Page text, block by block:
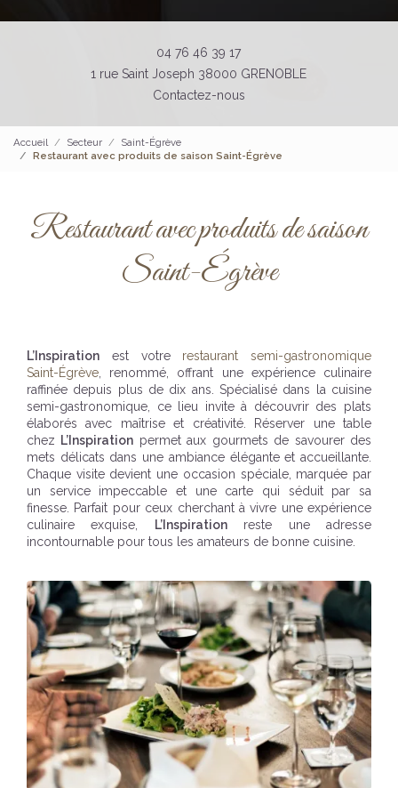
04 76 46 39 17
1 rue Saint Joseph 38000 GRENOBLE
Contactez-nous
Accueil Secteur
Saint-Égrève
Restaurant avec produits de saison Saint-Égrève
Restaurant avec produits de saison
Saint-Égrève
L’Inspiration est votre restaurant semi-gastronomique
Saint-Égrève , renommé, offrant une expérience culinaire
raffinée depuis plus de dix ans. Spécialisé dans la cuisine
semi-gastronomique, ce lieu invite à découvrir des plats
élaborés avec maîtrise et créativité. Réserver une table
chez L’Inspiration permet aux gourmets de savourer des
mets délicats dans une ambiance élégante et accueillante.
Chaque visite devient une occasion spéciale, marquée par
un service impeccable et une carte qui séduit par sa
finesse. Parfait pour ceux cherchant à vivre une expérience
culinaire exquise,
L’Inspirationreste une adresse
incontournable pour tous les amateurs de bonne cuisine.